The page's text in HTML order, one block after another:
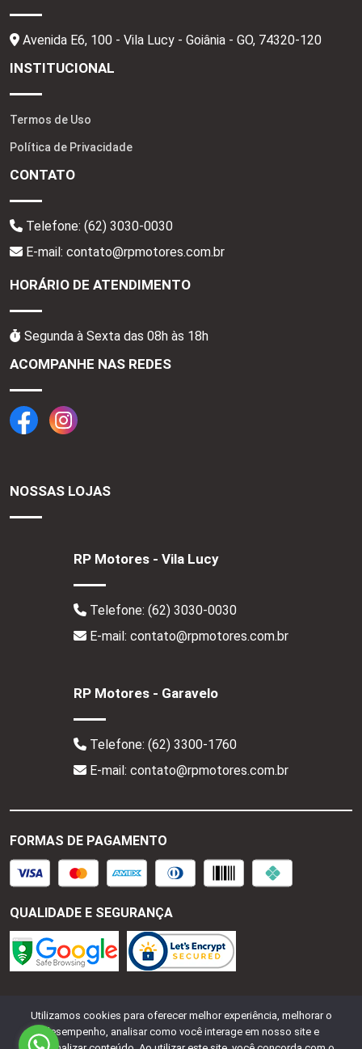
Avenida E6, 100 - Vila Lucy - Goiânia - GO, 74320-120
INSTITUCIONAL
Termos de Uso
Política de Privacidade
CONTATO
Telefone: (62) 3030-0030
E-mail: contato@rpmotores.com.br
HORÁRIO DE ATENDIMENTO
Segunda à Sexta das 08h às 18h
ACOMPANHE NAS REDES
NOSSAS LOJAS
RP Motores - Vila Lucy
Telefone: (62) 3030-0030
E-mail: contato@rpmotores.com.br
RP Motores - Garavelo
Telefone: (62) 3300-1760
E-mail: contato@rpmotores.com.br
FORMAS DE PAGAMENTO
QUALIDADE E SEGURANÇA
direitos reservados.2026
Utilizamos cookies para oferecer melhor experiência, melhorar o
desempenho, analisar como você interage em nosso site e